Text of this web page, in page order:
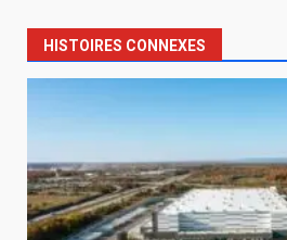
HISTOIRES CONNEXES